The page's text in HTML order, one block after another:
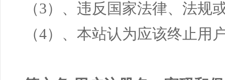
（3）、违反国家法律、法规
（4）、本站认为应该终止用